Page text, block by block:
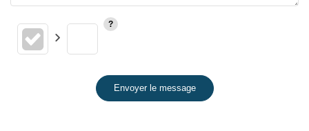
Envoyer le message